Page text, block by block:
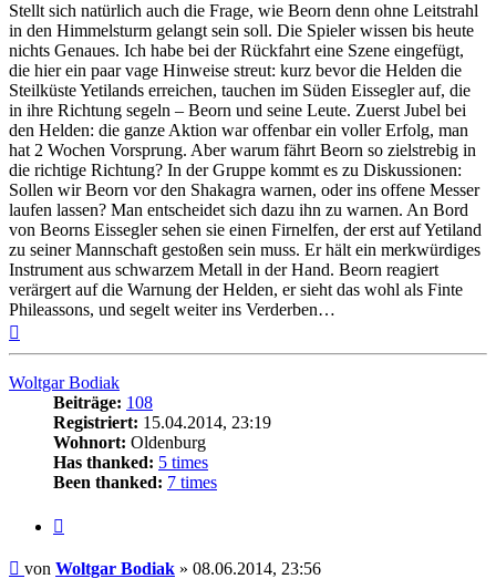
Stellt sich natürlich auch die Frage, wie Beorn denn ohne Leitstrahl
in den Himmelsturm gelangt sein soll. Die Spieler wissen bis heute
nichts Genaues. Ich habe bei der Rückfahrt eine Szene eingefügt,
die hier ein paar vage Hinweise streut: kurz bevor die Helden die
Steilküste Yetilands erreichen, tauchen im Süden Eissegler auf, die
in ihre Richtung segeln – Beorn und seine Leute. Zuerst Jubel bei
den Helden: die ganze Aktion war offenbar ein voller Erfolg, man
hat 2 Wochen Vorsprung. Aber warum fährt Beorn so zielstrebig in
die richtige Richtung? In der Gruppe kommt es zu Diskussionen:
Sollen wir Beorn vor den Shakagra warnen, oder ins offene Messer
laufen lassen? Man entscheidet sich dazu ihn zu warnen. An Bord
von Beorns Eissegler sehen sie einen Firnelfen, der erst auf Yetiland
zu seiner Mannschaft gestoßen sein muss. Er hält ein merkwürdiges
Instrument aus schwarzem Metall in der Hand. Beorn reagiert
verärgert auf die Warnung der Helden, er sieht das wohl als Finte
Phileassons, und segelt weiter ins Verderben…
Woltgar Bodiak
Beiträge: 108
Registriert: 15.04.2014, 23:19
Wohnort: Oldenburg
Has thanked: 5 times
Been thanked: 7 times
Beitrag
von Woltgar Bodiak » 08.06.2014, 23:56